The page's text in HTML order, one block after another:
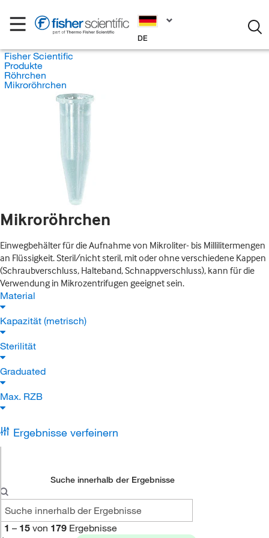
DE
Fisher Scientific
Produkte
Röhrchen
Mikroröhrchen
Mikroröhrchen
Einwegbehälter für die Aufnahme von Mikroliter- bis Millilitermengen
an Flüssigkeit. Steril/nicht steril, mit oder ohne verschiedene Kappen
(Schraubverschluss, Halteband, Schnappverschluss), kann für die
Verwendung in Mikrozentrifugen geeignet sein.
Material
Kapazität (metrisch)
Sterilität
Graduated
Max. RZB
Ergebnisse verfeinern
Suche innerhalb der Ergebnisse
1 – 15 von 179 Ergebnisse